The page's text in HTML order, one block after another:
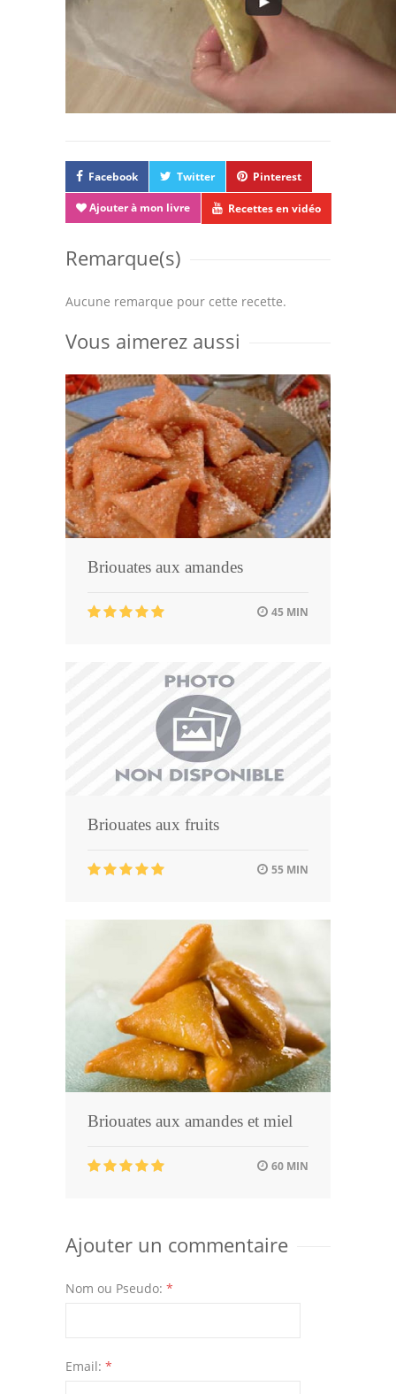
Facebook Twitter Pinterest
Ajouter à mon livre Recettes en vidéo
Remarque(s)
Aucune remarque pour cette recette.
Vous aimerez aussi
Briouates aux amandes
45 MIN
Briouates aux fruits
55 MIN
Briouates aux amandes et miel
60 MIN
Ajouter un commentaire
Nom ou Pseudo: *
Email: *